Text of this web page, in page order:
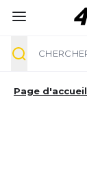
Page d'accueil